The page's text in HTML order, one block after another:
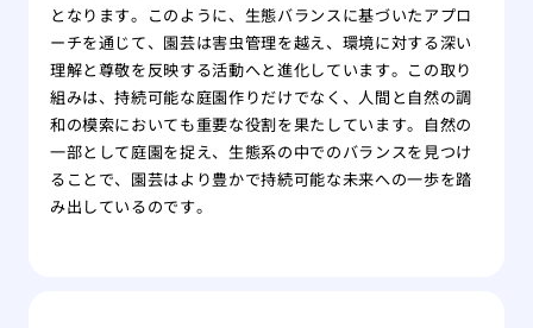
となります。このように、生態バランスに基づいたアプロ
ーチを通じて、園芸は害虫管理を越え、環境に対する深い
理解と尊敬を反映する活動へと進化しています。この取り
組みは、持続可能な庭園作りだけでなく、人間と自然の調
和の模索においても重要な役割を果たしています。自然の
一部として庭園を捉え、生態系の中でのバランスを見つけ
ることで、園芸はより豊かで持続可能な未来への一歩を踏
み出しているのです。